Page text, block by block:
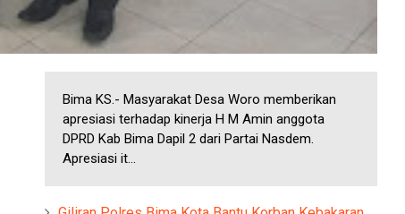
Bima KS.- Masyarakat Desa Woro memberikan
apresiasi terhadap kinerja H M Amin anggota
DPRD Kab Bima Dapil 2 dari Partai Nasdem.
Apresiasi it...